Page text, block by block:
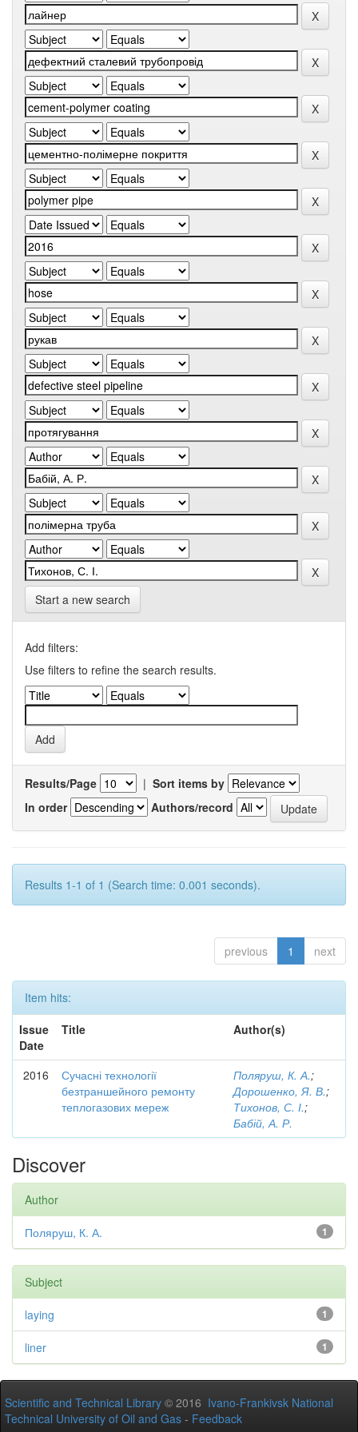
Start a new search
Add filters:
Use filters to refine the search results.
Results/Page | Sort items by
In order
Authors/record
Results 1-1 of 1 (Search time: 0.001 seconds).
previous 1 next
Item hits:
Issue
Date
Title Author(s)
2016
Сучасні технології
безтраншейного ремонту
теплогазових мереж
Поляруш, К. А.;
Дорошенко, Я. В.;
Тихонов, С. І.;
Бабій, А. Р.
Discover
Author
1
Поляруш, К. А.
Subject
1
laying
1
liner
Scientific and Technical Library © 2016 Ivano-Frankivsk National
Technical University of Oil and Gas - Feedback